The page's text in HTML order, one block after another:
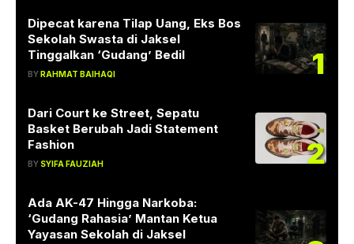
Dipecat karena Tilap Uang, Eks Bos
Sekolah Swasta di Jaksel
Tinggalkan ‘Gudang’ Bedil
BY RAHMAT BAIHAQI 1
Dari Court ke Street, Sepatu
Basket Berubah Jadi Statement
Fashion
BY SYIFA FAUZIAH 2
Ada AK-47 Hingga Narkoba:
‘Gudang Rahasia’ Mantan Ketua
Yayasan Sekolah di Jaksel